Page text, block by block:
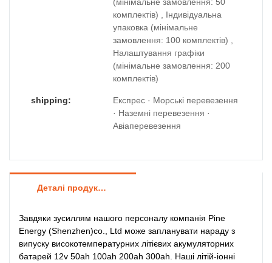
комплектів) , Індивідуальна
упаковка (мінімальне
замовлення: 100 комплектів) ,
Налаштування графіки
(мінімальне замовлення: 200
комплектів)
shipping:
Експрес · Морські перевезення
· Наземні перевезення ·
Авіаперевезення
Деталі продуктів
Завдяки зусиллям нашого персоналу компанія Pine
Energy (Shenzhen)co., Ltd може запланувати нараду з
випуску високотемпературних літієвих акумуляторних
батарей 12v 50ah 100ah 200ah 300ah. Наші літій-іонні